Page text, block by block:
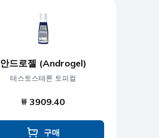
안드로젤 (Androgel)
테스토스테론 토피컬
₩ 3909.40
구매